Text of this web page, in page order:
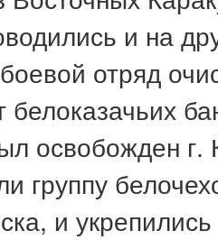
и на
отряд
освобожден г.
группу
и